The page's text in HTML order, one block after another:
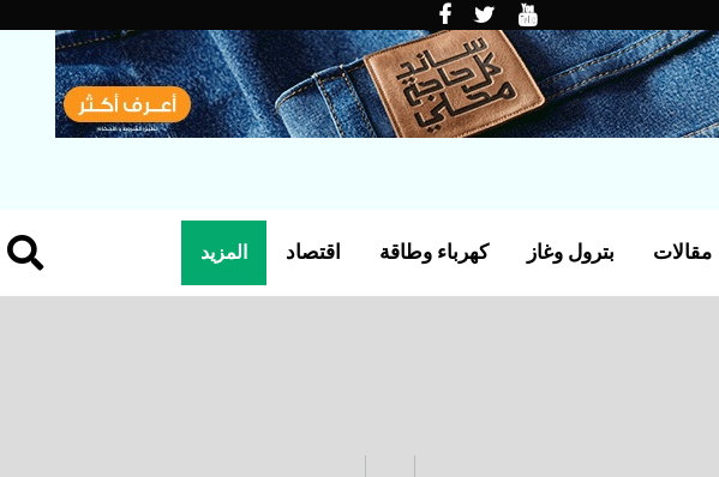
المزيد اقتصاد كهرباء وطاقة بترول وغاز مقالات